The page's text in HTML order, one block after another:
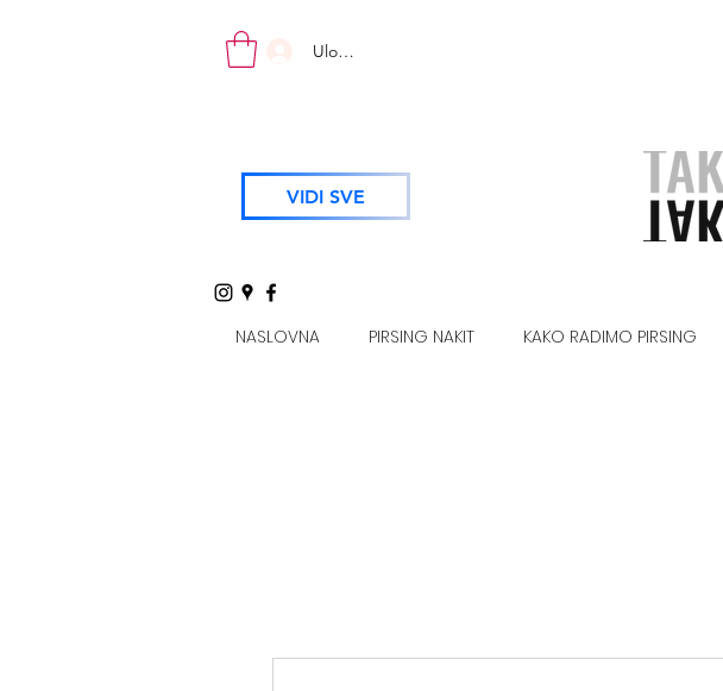
Uloguj se
VIDI SVE
NASLOVNA PIRSING NAKIT KAKO RADIMO PIRSING